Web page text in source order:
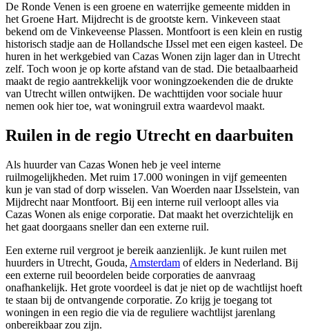
De Ronde Venen is een groene en waterrijke gemeente midden in
het Groene Hart. Mijdrecht is de grootste kern. Vinkeveen staat
bekend om de Vinkeveense Plassen. Montfoort is een klein en rustig
historisch stadje aan de Hollandsche IJssel met een eigen kasteel. De
huren in het werkgebied van Cazas Wonen zijn lager dan in Utrecht
zelf. Toch woon je op korte afstand van de stad. Die betaalbaarheid
maakt de regio aantrekkelijk voor woningzoekenden die de drukte
van Utrecht willen ontwijken. De wachttijden voor sociale huur
nemen ook hier toe, wat woningruil extra waardevol maakt.
Ruilen in de regio Utrecht en daarbuiten
Als huurder van Cazas Wonen heb je veel interne
ruilmogelijkheden. Met ruim 17.000 woningen in vijf gemeenten
kun je van stad of dorp wisselen. Van Woerden naar IJsselstein, van
Mijdrecht naar Montfoort. Bij een interne ruil verloopt alles via
Cazas Wonen als enige corporatie. Dat maakt het overzichtelijk en
het gaat doorgaans sneller dan een externe ruil.
Een externe ruil vergroot je bereik aanzienlijk. Je kunt ruilen met
huurders in Utrecht, Gouda, Amsterdam of elders in Nederland. Bij
een externe ruil beoordelen beide corporaties de aanvraag
onafhankelijk. Het grote voordeel is dat je niet op de wachtlijst hoeft
te staan bij de ontvangende corporatie. Zo krijg je toegang tot
woningen in een regio die via de reguliere wachtlijst jarenlang
onbereikbaar zou zijn.